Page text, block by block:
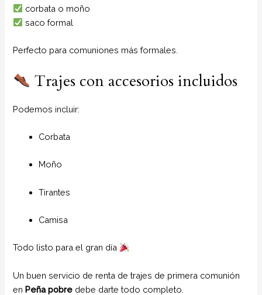
corbata o moño
saco formal
Perfecto para comuniones más formales.
Trajes con accesorios incluidos
Podemos incluir:
Corbata
Moño
Tirantes
Camisa
Todo listo para el gran día
Un buen servicio de renta de trajes de primera comunión
enPeña pobre debe darte todo completo.